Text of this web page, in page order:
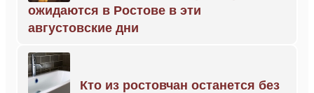
ожидаются в Ростове в эти
августовские дни
Кто из ростовчан останется без